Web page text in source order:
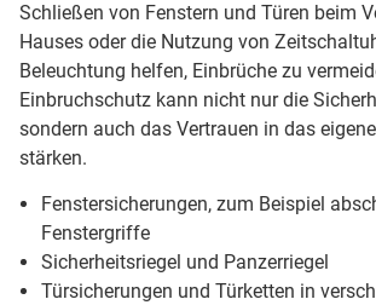
Schließen von Fenstern und Türen beim
Hauses oder die Nutzung von
Beleuchtung helfen, Einbrüche zu
Einbruchschutz kann nicht nur die
sondern auch das Vertrauen in das
stärken.
Fenstersicherungen, zum Beispiel
Fenstergriffe
Sicherheitsriegel und Panzerriegel
Türsicherungen und Türketten in